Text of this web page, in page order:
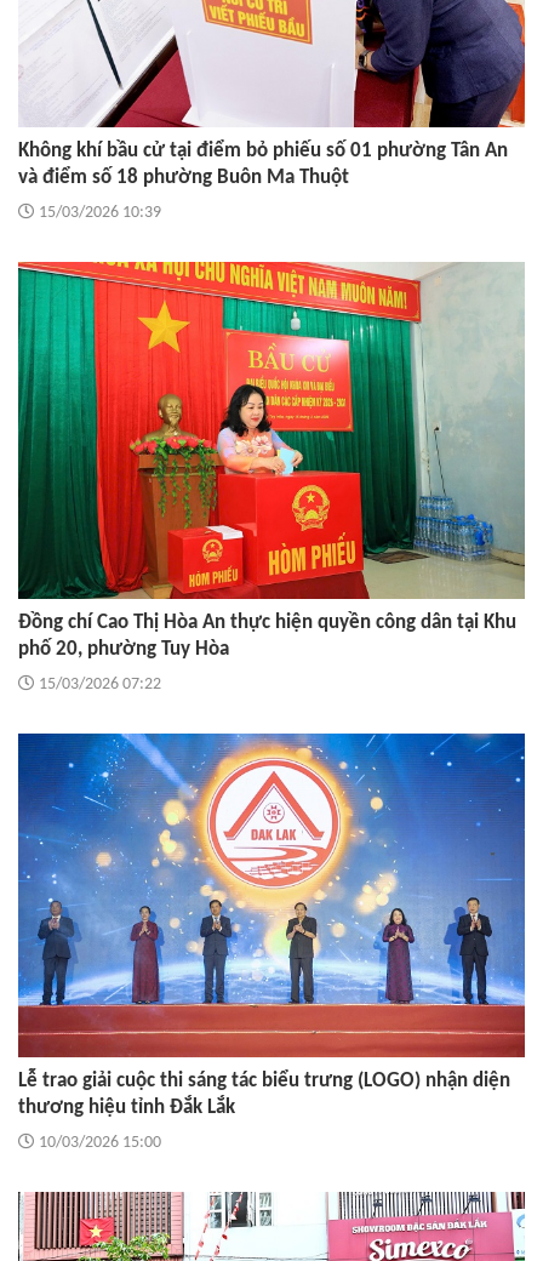
Không khí bầu cử tại điểm bỏ phiếu số 01 phường Tân An
và điểm số 18 phường Buôn Ma Thuột
15/03/2026 10:39
Đồng chí Cao Thị Hòa An thực hiện quyền công dân tại Khu
phố 20, phường Tuy Hòa
15/03/2026 07:22
Lễ trao giải cuộc thi sáng tác biểu trưng (LOGO) nhận diện
thương hiệu tỉnh Đắk Lắk
10/03/2026 15:00